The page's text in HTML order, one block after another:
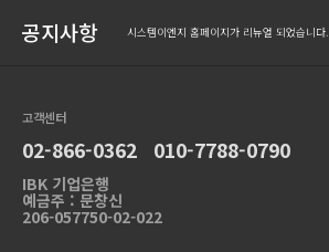
공지사항 시스템이엔지 홈페이지가 리뉴얼 되었습니다.
고객센터
02-866-0362 010-7788-0790
IBK 기업은행
예금주 : 문창신
206-057750-02-022